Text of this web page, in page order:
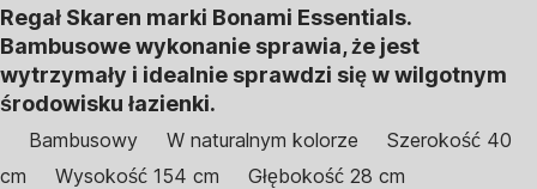
Regał Skaren marki Bonami Essentials.
Bambusowe wykonanie sprawia, że jest
wytrzymały i idealnie sprawdzi się w wilgotnym
środowisku łazienki.
Bambusowy W naturalnym kolorze
Szerokość 40
cm
Wysokość 154 cm Głębokość 28 cm